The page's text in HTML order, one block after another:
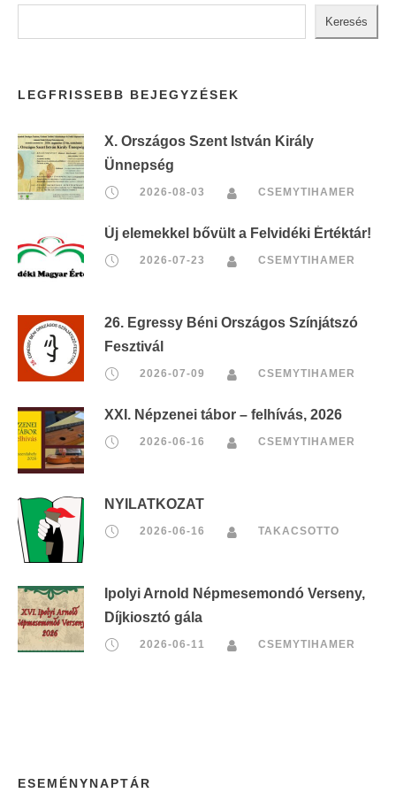
Keresés
LEGFRISSEBB BEJEGYZÉSEK
X. Országos Szent István Király
Ünnepség
2026-08-03 CSEMYTIHAMER
Új elemekkel bővült a Felvidéki Értéktár!
2026-07-23 CSEMYTIHAMER
26. Egressy Béni Országos Színjátszó
Fesztivál
2026-07-09 CSEMYTIHAMER
XXI. Népzenei tábor – felhívás, 2026
2026-06-16 CSEMYTIHAMER
NYILATKOZAT
2026-06-16 TAKACSOTTO
Ipolyi Arnold Népmesemondó Verseny,
Díjkiosztó gála
2026-06-11 CSEMYTIHAMER
ESEMÉNYNAPTÁR